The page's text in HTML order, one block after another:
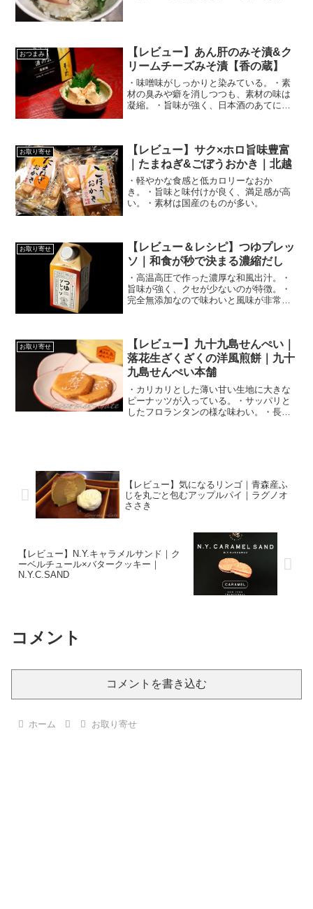
おつまみ
【レビュー】あん肝のみそ漬&ク
リームチーズみそ漬【香の蔵】
・味噌味がしっかりと染みている。・素
材の臭みや癖を消しつつも、素材の味は
凝縮。・旨味が強く、日本酒のあてに良
お取り寄せ
【レビュー】サク×ホロ旨味豊富
｜たまねぎ&ごぼうおかき｜北越
・軽やかな食感と低カロリーなおか
き。・旨味と味付けが良く、満足感が高
い。・素材は国産のものが多い。
お取り寄せ
【レビュー＆レシピ】つゆプレッ
ソ｜和食が秒で決まる濃縮だし
・高温高圧で作った濃厚な和風出汁。・
旨味が強く、クセが少ないのが特徴。・
完全無添加なので味わいと風味が非常に
お取り寄せ
【レビュー】九十九島せんぺい｜
落花生ざくざくの洋風煎餅｜九十
九島せんぺい本舗
・カリカリとした薄い甘い生地に大きな
ピーナッツが入っている。・サッパリと
したフロランタンの様な味わい。・長崎
【レビュー】気になるリンゴ｜青森産ふ
じを丸ごと包むアップルパイ｜ラグノオ
ささき
【レビュー】N.Y.キャラメルサンド｜ク
ーベルチュール×バタークッキー｜
N.Y.C.SAND
コメント
コメントを書き込む
ホーム お取り寄せ